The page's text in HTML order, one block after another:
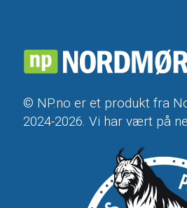
© NP.no er et produkt fra
2024-2026. Vi har vært på